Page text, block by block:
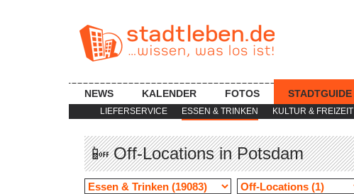
LIEFERSERVICE ESSEN & TRINKEN KULTUR & FREIZEIT
NEWS KALENDER FOTOS STADTGUIDE
📴 Off-Locations in Potsdam